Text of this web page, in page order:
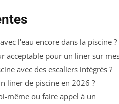
l'eau encore dans la piscine ?
acceptable pour un liner sur
avec des escaliers intégrés ?
liner de piscine en 2026 ?
même ou faire appel à un